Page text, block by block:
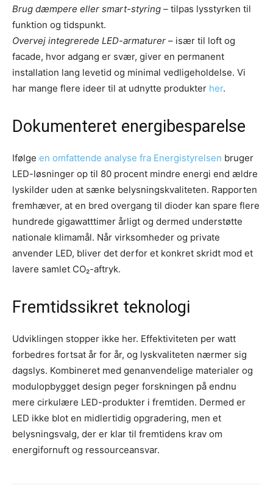
Brug dæmpere eller smart-styring – tilpas lysstyrken til
funktion og tidspunkt.
Overvej integrerede LED-armaturer – især til loft og
facade, hvor adgang er svær, giver en permanent
installation lang levetid og minimal vedligeholdelse. Vi
har mange flere ideer til at udnytte produkter her.
Dokumenteret energibesparelse
Ifølge en omfattende analyse fra Energistyrelsen bruger
LED-løsninger op til 80 procent mindre energi end ældre
lyskilder uden at sænke belysnings­kvaliteten. Rapporten
fremhæver, at en bred overgang til dioder kan spare flere
hundrede gigawatt­timer årligt og dermed understøtte
nationale klima­mål. Når virksomheder og private
anvender LED, bliver det derfor et konkret skridt mod et
lavere samlet CO₂-aftryk.
Fremtidssikret teknologi
Udviklingen stopper ikke her. Effektiviteten per watt
forbedres fortsat år for år, og lys­kvaliteten nærmer sig
dagslys. Kombineret med genanvendelige materialer og
modulopbygget design peger forskningen på endnu
mere cirkulære LED-produkter i fremtiden. Dermed er
LED ikke blot en midlertidig opgradering, men et
belysningsvalg, der er klar til fremtidens krav om
energifornuft og ressourceansvar.